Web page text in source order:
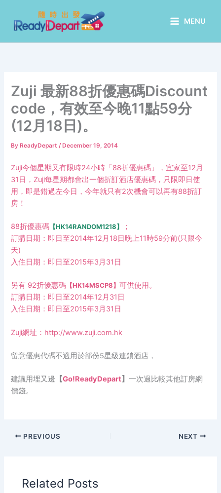
content
MENU
Zuji 最新88折優惠碼Discount
code，有效至今晚11點59分
(12月18日)。
By ReadyDepart/ December 19, 2014
Zuji今個星期又有限時24小時「88折優惠碼」，宜家至12月
31日，Zuji每星期都會出一個折訂酒店優惠碼，只限即日使
用，即是錯過左今日，今年就只有2次機會可以再有88折訂
房！
88折優惠碼 【HK14RANDOM1218】
；
訂購日期：即日至2014年12月18日晚上11時59分前(只限今
天)
入住日期：即日至2015年3月31日
另有 92折優惠碼 【HK14MSCP8】可供使用。
訂購日期：即日至2014年12月31日
入住日期：即日至2015年3月31日
Zuji網址： http://www.zuji.com.hk
留意優惠代碼不適用於部份5星級連鎖酒店，
建議用埋又邊 【Go!ReadyDepart】一次過比較其他訂房網
價錢。
PREVIOUS NEXT
Related Posts